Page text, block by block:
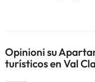
e sarà confermata
vuoi che ti forniamo
L'ubicazione e l'indirizzo
conferma sono quelli
esatta sarà confermata
Opinioni su
turísticos en Val